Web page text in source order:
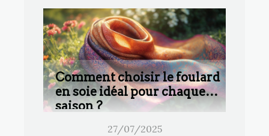
Comment choisir le foulard
en soie idéal pour chaque
saison ?
27/07/2025